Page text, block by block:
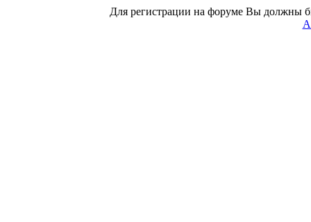
Для регистрации на форуме Вы должны